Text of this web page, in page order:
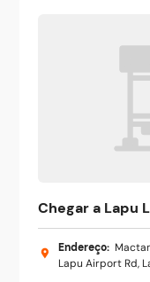
Chegar a Lapu
Endereço:
Lapu Airport Rd,